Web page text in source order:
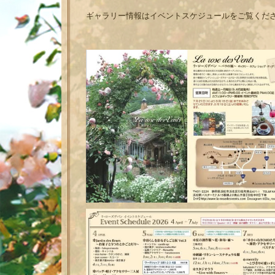
ギャラリー情報はイベントスケジュールをご覧くだ